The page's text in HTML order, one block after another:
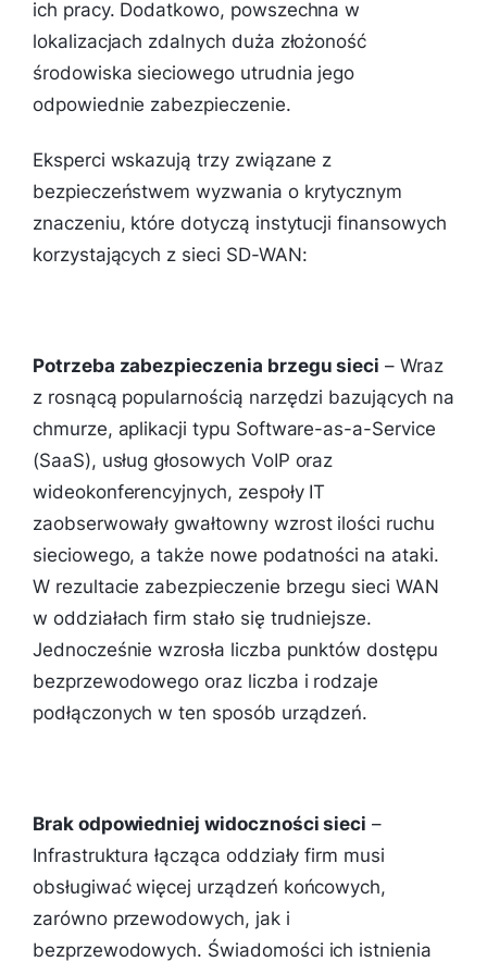
ich pracy. Dodatkowo, powszechna w
lokalizacjach zdalnych duża złożoność
środowiska sieciowego utrudnia jego
odpowiednie zabezpieczenie.
Eksperci wskazują trzy związane z
bezpieczeństwem wyzwania o krytycznym
znaczeniu, które dotyczą instytucji finansowych
korzystających z sieci SD-WAN:
Potrzeba zabezpieczenia brzegu sieci – Wraz
z rosnącą popularnością narzędzi bazujących na
chmurze, aplikacji typu Software-as-a-Service
(SaaS), usług głosowych VoIP oraz
wideokonferencyjnych, zespoły IT
zaobserwowały gwałtowny wzrost ilości ruchu
sieciowego, a także nowe podatności na ataki.
W rezultacie zabezpieczenie brzegu sieci WAN
w oddziałach firm stało się trudniejsze.
Jednocześnie wzrosła liczba punktów dostępu
bezprzewodowego oraz liczba i rodzaje
podłączonych w ten sposób urządzeń.
Brak odpowiedniej widoczności sieci –
Infrastruktura łącząca oddziały firm musi
obsługiwać więcej urządzeń końcowych,
zarówno przewodowych, jak i
bezprzewodowych. Świadomości ich istnienia